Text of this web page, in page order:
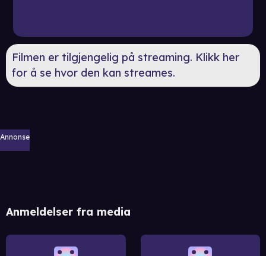
Filmen er tilgjengelig på streaming. Klikk her
for å se hvor den kan streames.
Annonse
Anmeldelser fra media